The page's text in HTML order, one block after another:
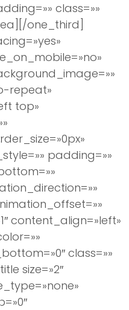
class=»»
one_third]
repeat»
top»
padding=»»
content_align=»left»
class=»»
size=»2″